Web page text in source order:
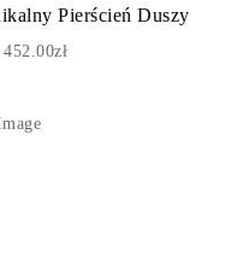
Pierścień Duszy